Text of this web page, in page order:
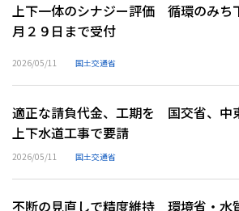
上下一体のシナジー評価 循環のみち
月２９日まで受付
2026/05/11 国土交通省
適正な請負代金、工期を 国交省、中
上下水道工事で要請
2026/05/11 国土交通省
不断の見直しで精度維持 環境省・水